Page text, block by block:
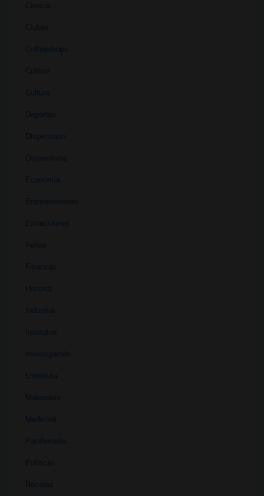
Ciencia
Clubes
Coffeeshops
Cultivo
Cultura
Deportes
Dispensario
Dispositivos
Economía
Entretenimiento
Extracciones
Ferias
Finanzas
Historia
Industria
Institutos
Investigación
Literatura
Materiales
Medicina
Parafernalia
Políticas
Recetas